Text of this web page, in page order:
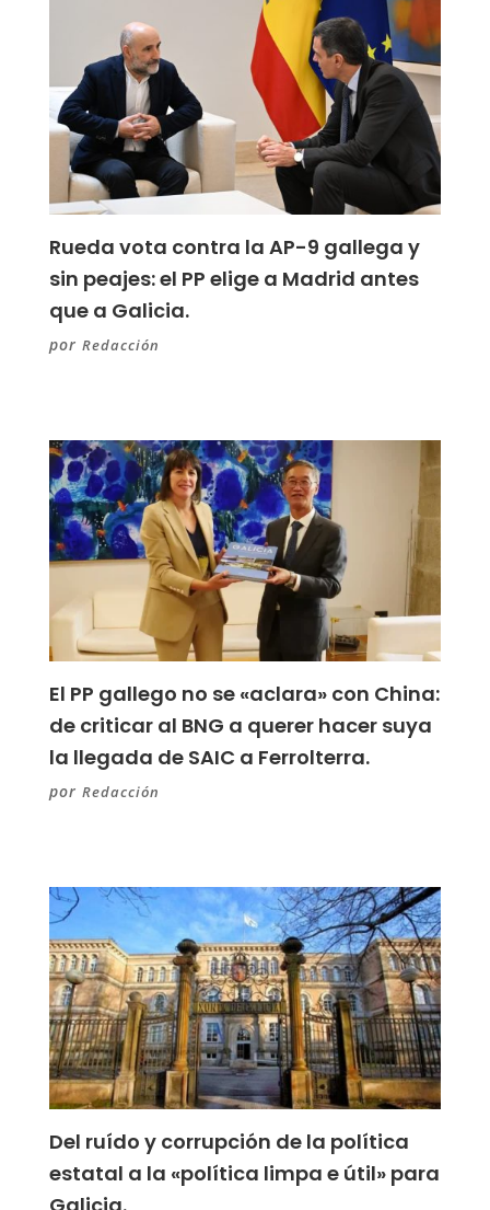
Rueda vota contra la AP-9 gallega y
sin peajes: el PP elige a Madrid antes
que a Galicia.
por Redacción
El PP gallego no se «aclara» con China:
de criticar al BNG a querer hacer suya
la llegada de SAIC a Ferrolterra.
por Redacción
Del ruído y corrupción de la política
estatal a la «política limpa e útil» para